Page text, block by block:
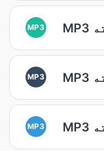
MP3
MP3
MP3